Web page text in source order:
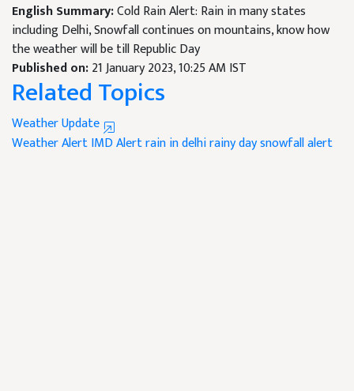
English Summary:Cold Rain Alert: Rain in many states
including Delhi, Snowfall continues on mountains, know how
the weather will be till Republic Day
Published on:21 January 2023, 10:25 AM IST
Related Topics
Weather Update
Weather AlertIMD Alertrain in delhirainy daysnowfall alert